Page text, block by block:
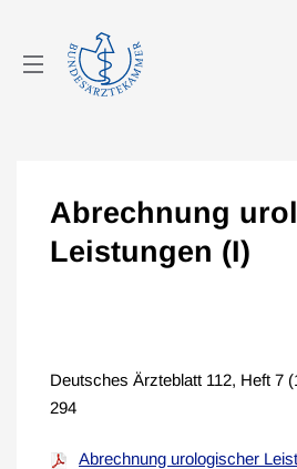
Abrechnung
Leistungen (I)
Deutsches Ärzteblatt 112, Heft 7
294
Abrechnung urologischer